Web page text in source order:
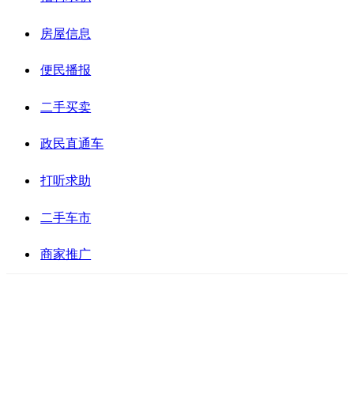
房屋信息
便民播报
二手买卖
政民直通车
打听求助
二手车市
商家推广